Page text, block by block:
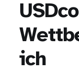
ich